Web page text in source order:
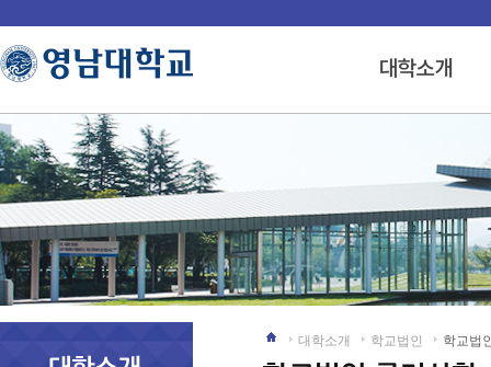
대학소개 학교법인 학교법